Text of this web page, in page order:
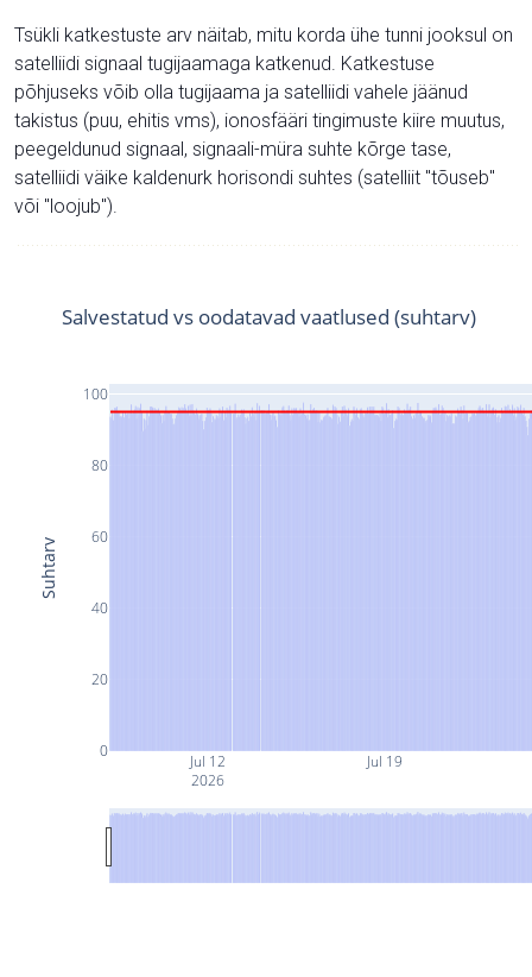
Tsükli katkestuste arv näitab, mitu korda ühe tunni jooksul on
satelliidi signaal tugijaamaga katkenud. Katkestuse
põhjuseks võib olla tugijaama ja satelliidi vahele jäänud
takistus (puu, ehitis vms), ionosfääri tingimuste kiire muutus,
peegeldunud signaal, signaali-müra suhte kõrge tase,
satelliidi väike kaldenurk horisondi suhtes (satelliit "tõuseb"
või "loojub").
Jul 12
2026
Jul 19
0
20
40
60
80
100
Salvestatud vs oodatavad vaatlused (suhtarv)
Suhtarv